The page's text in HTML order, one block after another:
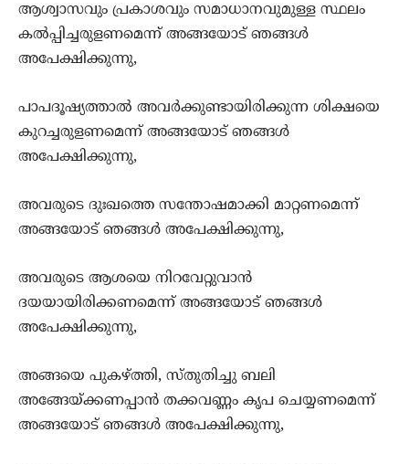
ആശ്വാസവും പ്രകാശവും സമാധാനവുമുള്ള സ്ഥലം
കല്‍പ്പിച്ചരുളണമെന്ന് അങ്ങയോട് ഞങ്ങള്‍
അപേക്ഷിക്കുന്നു,
പാപദൂഷ്യത്താല്‍ അവര്‍ക്കുണ്ടായിരിക്കുന്ന ശിക്ഷയെ
കുറച്ചരുളണമെന്ന് അങ്ങയോട് ഞങ്ങള്‍
അപേക്ഷിക്കുന്നു,
അവരുടെ ദുഃഖത്തെ സന്തോഷമാക്കി മാറ്റണമെന്ന്
അങ്ങയോട് ഞങ്ങള്‍ അപേക്ഷിക്കുന്നു,
അവരുടെ ആശയെ നിറവേറ്റുവാന്‍
ദയയായിരിക്കണമെന്ന് അങ്ങയോട് ഞങ്ങള്‍
അപേക്ഷിക്കുന്നു,
അങ്ങയെ പുകഴ്ത്തി, സ്തുതിച്ചു ബലി
അങ്ങേയ്ക്കണപ്പാന്‍ തക്കവണ്ണം കൃപ ചെയ്യണമെന്ന്
അങ്ങയോട് ഞങ്ങള്‍ അപേക്ഷിക്കുന്നു,